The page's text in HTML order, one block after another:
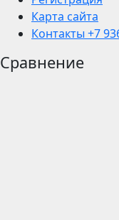
Карта сайта
Контакты +7
Сравнение